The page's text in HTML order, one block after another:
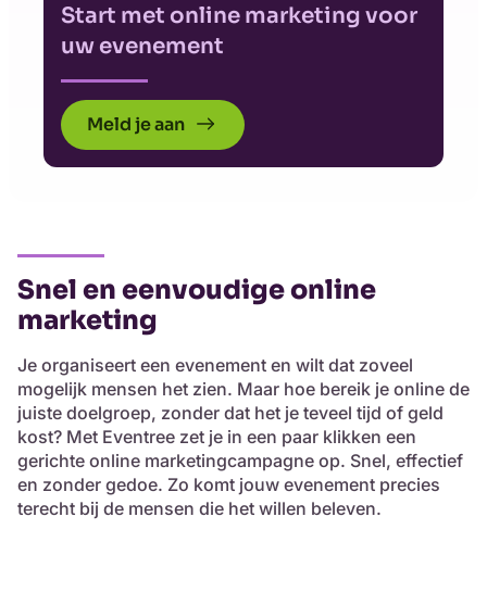
Start met online marketing voor
uw evenement
Meld je aan
Snel en eenvoudige online
marketing
Je organiseert een evenement en wilt dat zoveel
mogelijk mensen het zien. Maar hoe bereik je online de
juiste doelgroep, zonder dat het je teveel tijd of geld
kost? Met Eventree zet je in een paar klikken een
gerichte online marketingcampagne op. Snel, effectief
en zonder gedoe. Zo komt jouw evenement precies
terecht bij de mensen die het willen beleven.